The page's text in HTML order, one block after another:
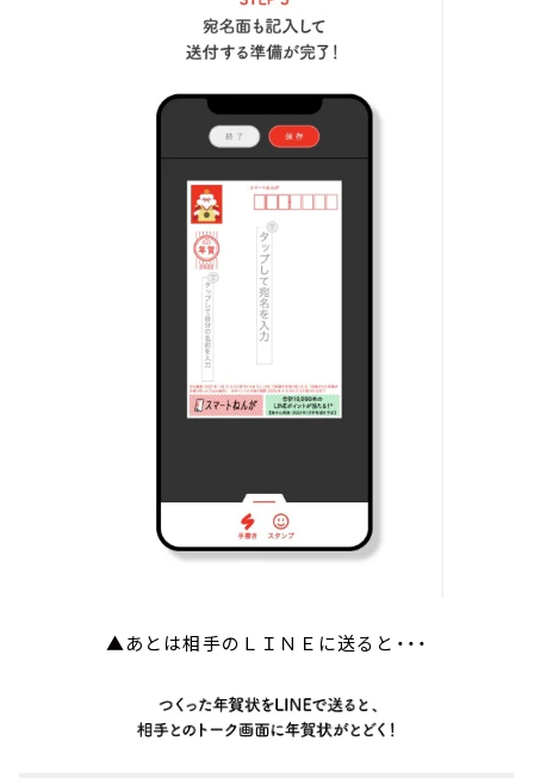
▲あとは相手のＬＩＮＥに送ると・・・